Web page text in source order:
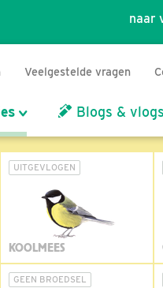
naar
Veelgestelde vragen
Blogs & vlogs
UITGEVLOGEN
KOOLMEES
GEEN BROEDSEL